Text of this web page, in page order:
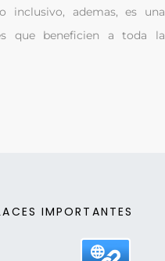
inclusivo, ademas, es una
que beneficien a toda la
IMPORTANTES